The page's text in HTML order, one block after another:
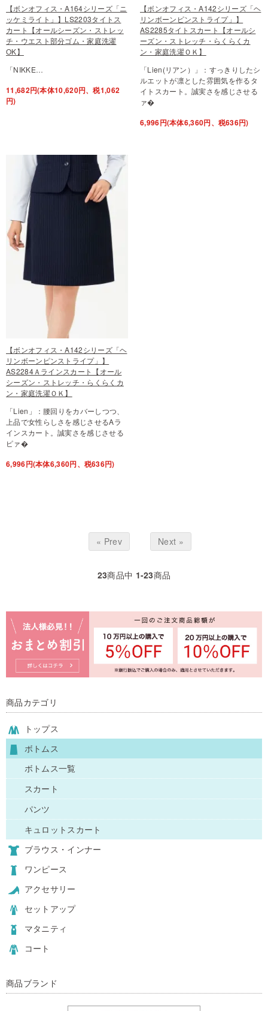
【ボンオフィス・A164シリーズ「ニ
ッケミライト」】LS2203タイトス
カート【オールシーズン・ストレッ
チ・ウエスト部分ゴム・家庭洗濯
OK】
「NIKKE…
11,682円(本体10,620円、税1,062
円)
【ボンオフィス・A142シリーズ「ヘ
リンボーンピンストライプ」】
AS2285タイトスカート【オールシ
ーズン・ストレッチ・らくらくカ
ン・家庭洗濯ＯＫ】
「Lien(リアン）」：すっきりしたシ
ルエットが凛とした雰囲気を作るタ
イトスカート。誠実さを感じさせる
ァ�
6,996円(本体6,360円、税636円)
【ボンオフィス・A142シリーズ「ヘ
リンボーンピンストライプ」】
AS2284Ａラインスカート【オール
シーズン・ストレッチ・らくらくカ
ン・家庭洗濯ＯＫ】
「Lien」：腰回りをカバーしつつ、
上品で女性らしさを感じさせるAラ
インスカート。誠実さを感じさせる
ピァ�
6,996円(本体6,360円、税636円)
« Prev Next »
23商品中 1-23商品
商品カテゴリ
トップス
ボトムス
ボトムス一覧
スカート
パンツ
キュロットスカート
ブラウス・インナー
ワンピース
アクセサリー
セットアップ
マタニティ
コート
商品ブランド